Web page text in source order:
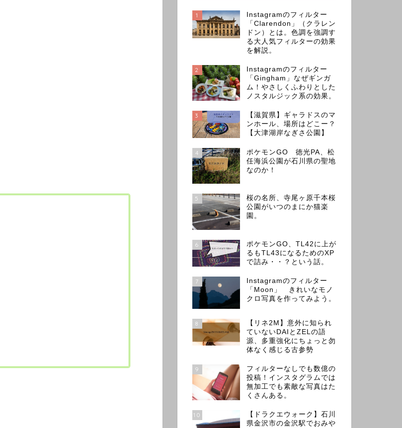
1
Instagramのフィルター
「Clarendon」（クラレン
ドン）とは。色調を強調す
る大人気フィルターの効果
を解説。
2
Instagramのフィルター
「Gingham」なぜギンガ
ム！やさしくふわりとした
ノスタルジック系の効果。
3
【滋賀県】ギャラドスのマ
ンホール、場所はどこー？
【大津湖岸なぎさ公園】
4
ポケモンGO 徳光PA、松
任海浜公園が石川県の聖地
なのか！
5
桜の名所、寺尾ヶ原千本桜
公園がいつのまにか猫楽
園。
6
ポケモンGO、TL42に上が
るもTL43になるためのXP
で詰み・・？という話。
7
Instagramのフィルター
「Moon」 きれいなモノ
クロ写真を作ってみよう。
8
【リネ2M】意外に知られ
ていないDAIとZELの語
源、多重強化にちょっと勿
体なく感じる古参勢
9
フィルターなしでも数億の
投稿！インスタグラムでは
無加工でも素敵な写真はた
くさんある。
10
【ドラクエウォーク】石川
県金沢市の金沢駅でおみや